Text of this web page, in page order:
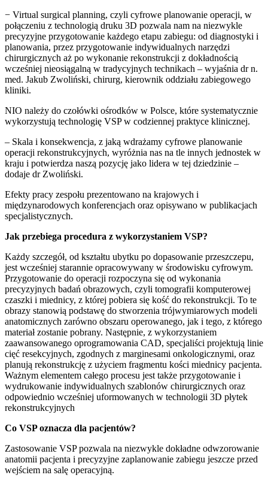
− Virtual surgical planning, czyli cyfrowe planowanie operacji, w
połączeniu z technologią druku 3D pozwala nam na niezwykle
precyzyjne przygotowanie każdego etapu zabiegu: od diagnostyki i
planowania, przez przygotowanie indywidualnych narzędzi
chirurgicznych aż po wykonanie rekonstrukcji z dokładnością
wcześniej nieosiągalną w tradycyjnych technikach – wyjaśnia dr n.
med. Jakub Zwoliński, chirurg, kierownik oddziału zabiegowego
kliniki.
NIO należy do czołówki ośrodków w Polsce, które systematycznie
wykorzystują technologię VSP w codziennej praktyce klinicznej.
– Skala i konsekwencja, z jaką wdrażamy cyfrowe planowanie
operacji rekonstrukcyjnych, wyróżnia nas na tle innych jednostek w
kraju i potwierdza naszą pozycję jako lidera w tej dziedzinie –
dodaje dr Zwoliński.
Efekty pracy zespołu prezentowano na krajowych i
międzynarodowych konferencjach oraz opisywano w publikacjach
specjalistycznych.
Jak przebiega procedura z wykorzystaniem VSP?
Każdy szczegół, od kształtu ubytku po dopasowanie przeszczepu,
jest wcześniej starannie opracowywany w środowisku cyfrowym.
Przygotowanie do operacji rozpoczyna się od wykonania
precyzyjnych badań obrazowych, czyli tomografii komputerowej
czaszki i miednicy, z której pobiera się kość do rekonstrukcji. To te
obrazy stanowią podstawę do stworzenia trójwymiarowych modeli
anatomicznych zarówno obszaru operowanego, jak i tego, z którego
materiał zostanie pobrany. Następnie, z wykorzystaniem
zaawansowanego oprogramowania CAD, specjaliści projektują linie
cięć resekcyjnych, zgodnych z marginesami onkologicznymi, oraz
planują rekonstrukcję z użyciem fragmentu kości miednicy pacjenta.
Ważnym elementem całego procesu jest także przygotowanie i
wydrukowanie indywidualnych szablonów chirurgicznych oraz
odpowiednio wcześniej uformowanych w technologii 3D płytek
rekonstrukcyjnych
Co VSP oznacza dla pacjentów?
Zastosowanie VSP pozwala na niezwykle dokładne odwzorowanie
anatomii pacjenta i precyzyjne zaplanowanie zabiegu jeszcze przed
wejściem na salę operacyjną.